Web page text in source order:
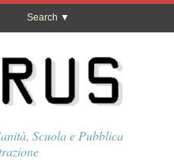
Search
Scuola e Pubblica